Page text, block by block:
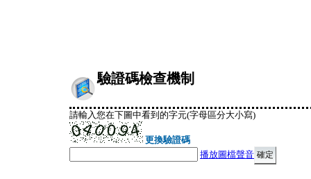
驗證碼檢查機制
請輸入您在下圖中看到的字元(字母區分大小寫)
更換驗證碼
播放圖檔聲音